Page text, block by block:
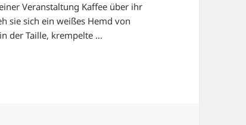
Veranstaltung Kaffee über ihr
sie sich ein weißes Hemd von
der Taille, krempelte …